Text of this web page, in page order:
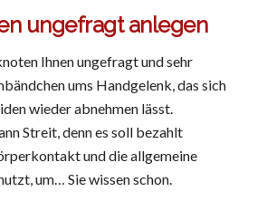
ungefragt anlegen
Ihnen ungefragt und sehr
ums Handgelenk, das sich
wieder abnehmen lässt.
Streit, denn es soll bezahlt
und die allgemeine
um… Sie wissen schon.